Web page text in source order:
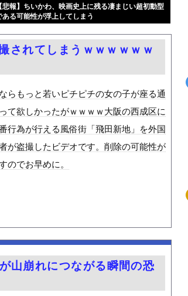
分商品代を値上げするわ」 「う...
む方法│スタジオサウ...
者多い！」中国政府「住民拘束！...
兆し＝韓国の反応
→ 猫はこうなります…
で600万再生を突破し...
いね
惣菜すら手が出ない」
で下山
ほか
【悲報】ちいかわ、映画史上に残る凄まじい超初動型
ある可能性が浮上してしまう
されてしまうｗｗｗｗｗｗ
らもっと若いピチピチの女の子が座る通
て欲しかったがｗｗｗｗ大阪の西成区に
行為が行える風俗街「飛田新地」を外国
が盗撮したビデオです。削除の可能性が
のでお早めに。
山崩れにつながる瞬間の恐